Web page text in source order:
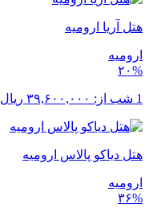
هتل آریا ارومیه
ارومیه
۲۰%
1 شب از: ۳۹,۶۰۰,۰۰۰ ریال
هتل دیاکو پالاس ارومیه
ارومیه
۳۶%